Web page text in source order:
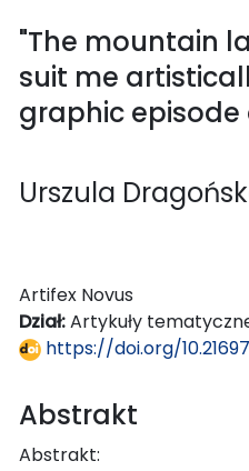
"The mountain
suit me
graphic episode
Urszula
Artifex Novus
Dział:Artykuły
https://doi.org/
Abstrakt
Abstrakt: